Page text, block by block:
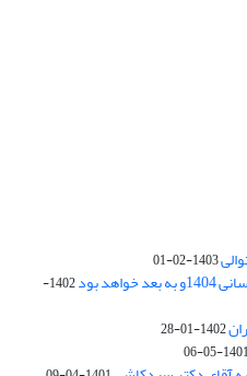
1403-02-01
بود
1402-
1402-01-28
1401-05-06